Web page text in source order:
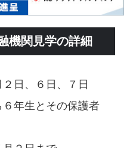
機関見学の詳細
日、６日、７日
年生とその保護者